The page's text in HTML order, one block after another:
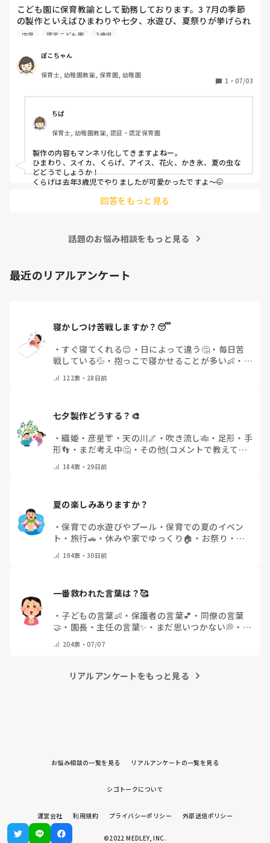
り、自分の保育に自信を持ったりしていますか？また、4歳
児クラスとして「できること」と「求めすぎないこと」のバ
ランスについても、みなさんの考えを聞かせていただけると
こども園に保育教諭として勤務しております。3 7月の季節
の製作といえばひまわりや七夕、水遊び、夏祭りが挙げられ
ますが、他に「え！これ意外！」というテーマありますか？
くお願いします！
内容 認定こども園 3歳児
ぽこちゃん
保育士, 幼稚園教諭, 保育園, 幼稚園
1 ・ 07/03
ちぱ
保育士, 幼稚園教諭, 認証・認定保育園
製作の内容もマンネリ化してきますよねー。
ひまわり、スイカ、くらげ、アイス、花火、かき氷、夏の虫な
どどうでしょうか！
くらげは去年3歳児でやりましたが可愛かったですよ〜🤭
回答をもっと見る
話題のお悩み相談をもっと見る
最近のリアルアンケート
寝かしつけ苦戦しますか？😴
・すぐ寝てくれる😊 ・ 日によって違う🤔 ・ 毎日苦
戦している💦 ・ 抱っこで寝かせることが多い👶 ・ 担
122票・ 28日前
七夕製作どうする？🎨
・織姫・彦星👘 ・天の川🌌 ・吹き流し🎋 ・ 足形・手
形👣 ・ まだ考え中🤔 ・ その他(コメントで教えて下
184票・ 29日前
夏の楽しみありますか？
・保育での水遊びやプール ・保育での夏のイベン
ト ・ 旅行🚗 ・ 休みや家でゆっくり🏠 ・ お祭り・花
194票・30日前
一番救われた言葉は？🥰
・ 子どもの言葉👶 ・ 保護者の言葉💕 ・ 同僚の言葉
🤝 ・ 園長・主任の言葉✨ ・ まだ思いつかない💭 ・ そ
204票・07/07
リアルアンケートをもっと見る
お悩み相談の一覧を見る リアルアンケートの一覧を見る
シゴトークについて
運営会社 利用規約 プライバシーポリシー 外部送信ポリシー
©2022 MEDLEY, INC.